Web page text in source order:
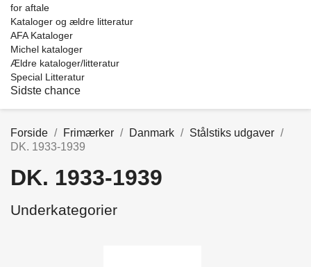
for aftale
Kataloger og ældre litteratur
AFA Kataloger
Michel kataloger
Ældre kataloger/litteratur
Special Litteratur
Sidste chance
Forside Frimærker Danmark
Stålstiks udgaver
DK. 1933-1939
DK. 1933-1939
Underkategorier